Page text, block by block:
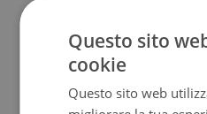
Elevata resistenza allo
non hanno le
Questo sito
cookie
Questo sito web